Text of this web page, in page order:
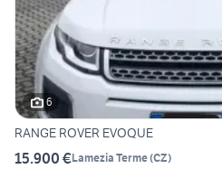
6
RANGE ROVER EVOQUE
15.900 €Lamezia Terme(CZ)